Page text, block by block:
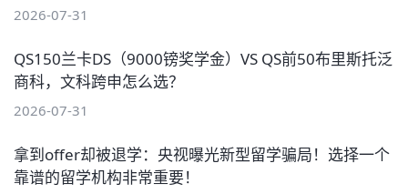
2026-07-31
QS150兰卡DS（9000镑奖学金）VS QS前50布里斯托泛
商科，文科跨申怎么选？
2026-07-31
拿到offer却被退学：央视曝光新型留学骗局！选择一个
靠谱的留学机构非常重要！